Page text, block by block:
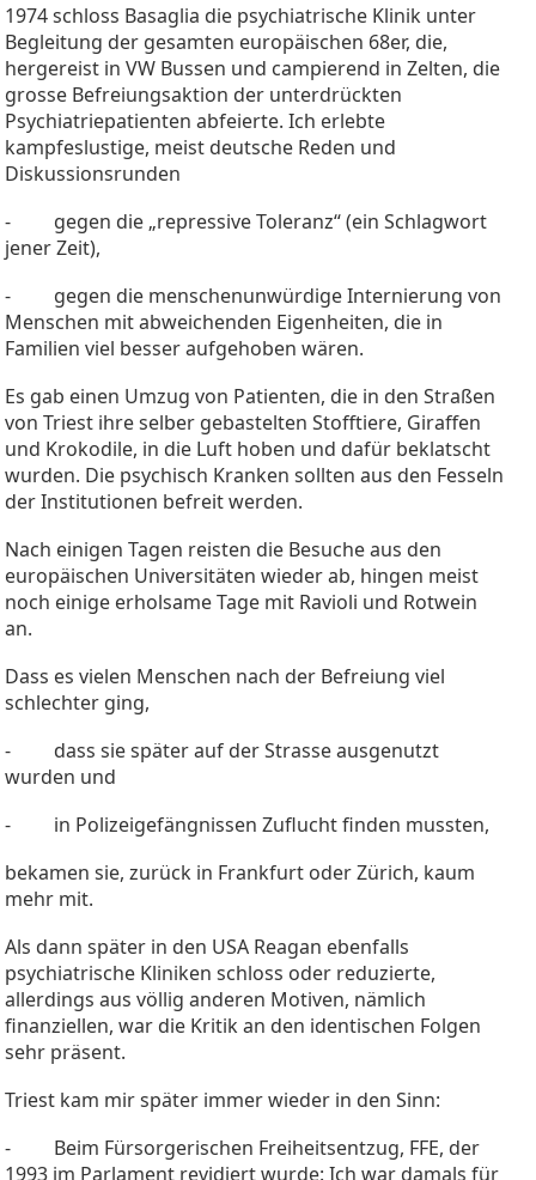
1974 schloss Basaglia die psychiatrische Klinik unter
Begleitung der gesamten europäischen 68er, die,
hergereist in VW Bussen und campierend in Zelten, die
grosse Befreiungsaktion der unterdrückten
Psychiatriepatienten abfeierte. Ich erlebte
kampfeslustige, meist deutsche Reden und
Diskussionsrunden
- gegen die „repressive Toleranz“ (ein Schlagwort
jener Zeit),
- gegen die menschenunwürdige Internierung von
Menschen mit abweichenden Eigenheiten, die in
Familien viel besser aufgehoben wären.
Es gab einen Umzug von Patienten, die in den Straßen
von Triest ihre selber gebastelten Stofftiere, Giraffen
und Krokodile, in die Luft hoben und dafür beklatscht
wurden. Die psychisch Kranken sollten aus den Fesseln
der Institutionen befreit werden.
Nach einigen Tagen reisten die Besuche aus den
europäischen Universitäten wieder ab, hingen meist
noch einige erholsame Tage mit Ravioli und Rotwein
an.
Dass es vielen Menschen nach der Befreiung viel
schlechter ging,
- dass sie später auf der Strasse ausgenutzt
wurden und
- in Polizeigefängnissen Zuflucht finden mussten,
bekamen sie, zurück in Frankfurt oder Zürich, kaum
mehr mit.
Als dann später in den USA Reagan ebenfalls
psychiatrische Kliniken schloss oder reduzierte,
allerdings aus völlig anderen Motiven, nämlich
finanziellen, war die Kritik an den identischen Folgen
sehr präsent.
Triest kam mir später immer wieder in den Sinn:
- Beim Fürsorgerischen Freiheitsentzug, FFE, der
1993 im Parlament revidiert wurde: Ich war damals für